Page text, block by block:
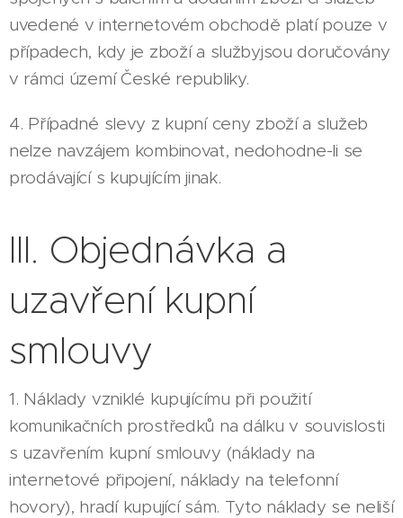
uvedené v internetovém obchodě platí pouze v
případech, kdy je zboží a službyjsou doručovány
v rámci území České republiky.
4. Případné slevy z kupní ceny zboží a služeb
nelze navzájem kombinovat, nedohodne-li se
prodávající s kupujícím jinak.
III. Objednávka a
uzavření kupní
smlouvy
1. Náklady vzniklé kupujícímu při použití
komunikačních prostředků na dálku v souvislosti
s uzavřením kupní smlouvy (náklady na
internetové připojení, náklady na telefonní
hovory), hradí kupující sám. Tyto náklady se neliší